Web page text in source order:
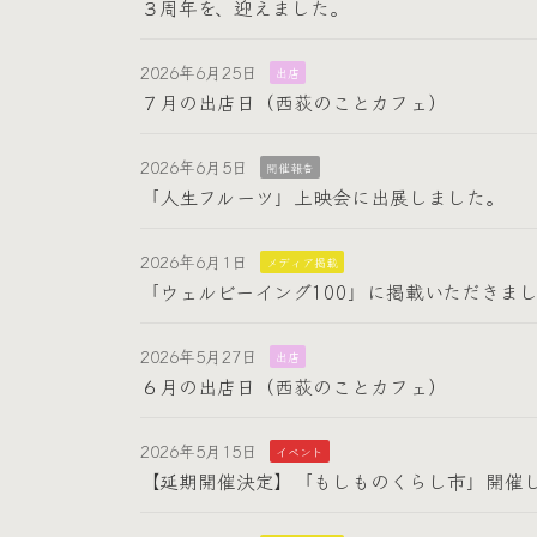
３周年を、迎えました。
2026年6月25日 出店
７月の出店日（西荻のことカフェ）
2026年6月5日 開催報告
「人生フルーツ」上映会に出展しました。
2026年6月1日 メディア掲載
「ウェルビーイング100」に掲載いただきまし
2026年5月27日 出店
６月の出店日（西荻のことカフェ）
2026年5月15日 イベント
【延期開催決定】「もしものくらし市」開催